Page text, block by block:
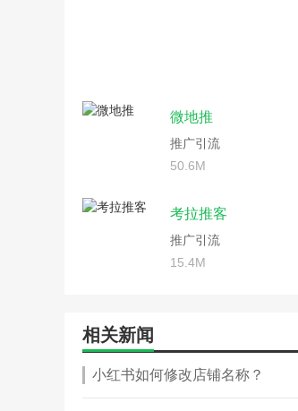
微地推
推广引流
50.6M
考拉推客
推广引流
15.4M
相关新闻
小红书如何修改店铺名称？